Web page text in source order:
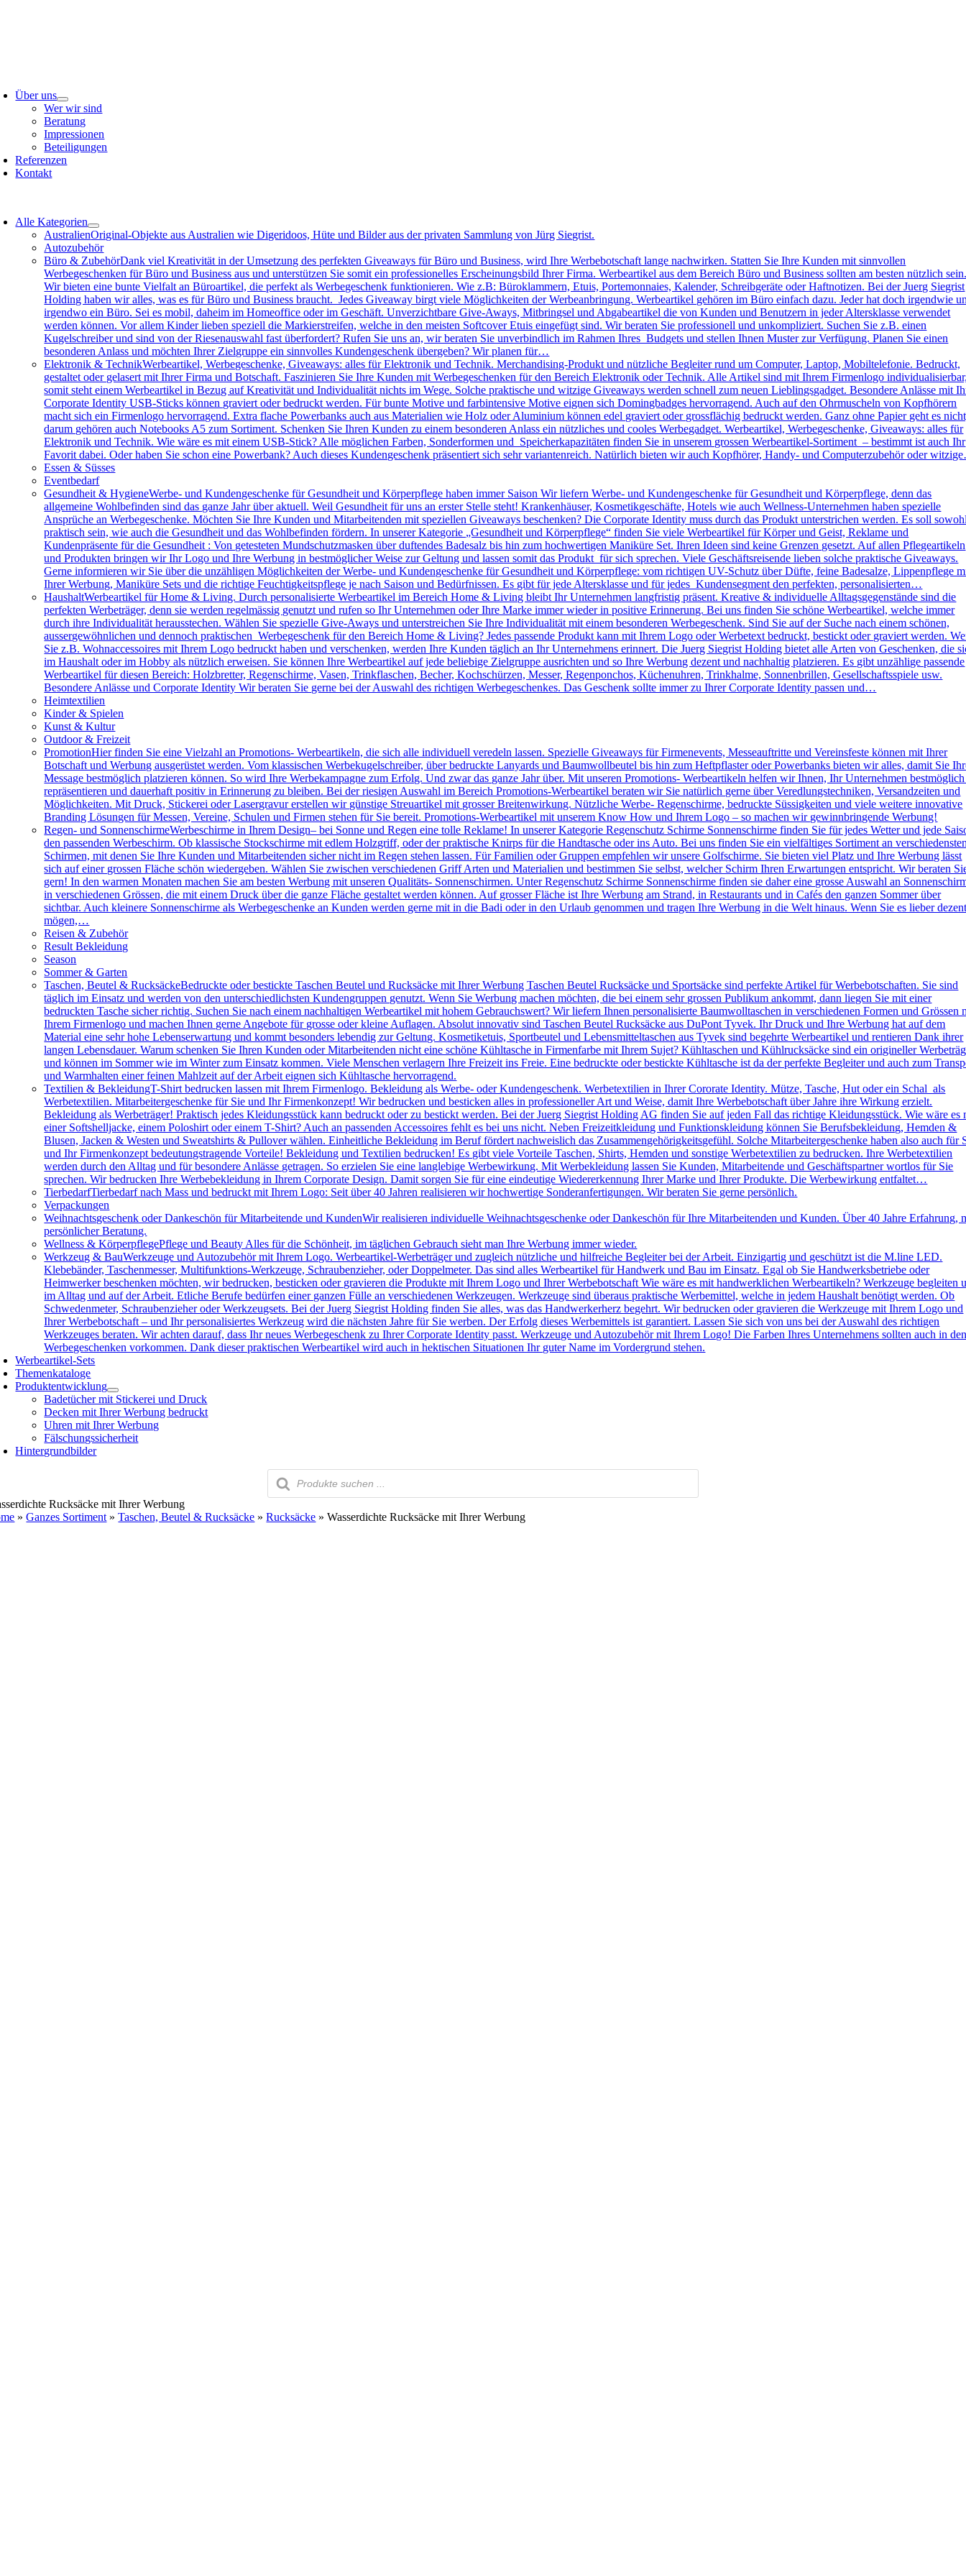
Über uns
Wer wir sind
Beratung
Impressionen
Beteiligungen
Referenzen
Kontakt
Alle Kategorien
AustralienOriginal-Objekte aus Australien wie Digeridoos, Hüte und Bilder aus der privaten Sammlung von Jürg Siegrist.
Autozubehör
Büro & ZubehörDank viel Kreativität in der Umsetzung des perfekten Giveaways für Büro und Business, wird Ihre Werbebotschaft lange nachwirken. Statten Sie Ihre Kunden mit sinnvollen
Werbegeschenken für Büro und Business aus und unterstützen Sie somit ein professionelles Erscheinungsbild Ihrer Firma. Werbeartikel aus dem Bereich Büro und Business sollten am besten nützlich
Wir bieten eine bunte Vielfalt an Büroartikel, die perfekt als Werbegeschenk funktionieren. Wie z.B: Büroklammern, Etuis, Portemonnaies, Kalender, Schreibgeräte oder Haftnotizen. Bei der Juerg Siegrist
Holding haben wir alles, was es für Büro und Business braucht. Jedes Giveaway birgt viele Möglichkeiten der Werbeanbringung. Werbeartikel gehören im Büro einfach dazu. Jeder hat doch irgendwie
irgendwo ein Büro. Sei es mobil, daheim im Homeoffice oder im Geschäft. Unverzichtbare Give-Aways, Mitbringsel und Abgabeartikel die von Kunden und Benutzern in jeder Altersklasse verwendet
werden können. Vor allem Kinder lieben speziell die Markierstreifen, welche in den meisten Softcover Etuis eingefügt sind. Wir beraten Sie professionell und unkompliziert. Suchen Sie z.B. einen
Kugelschreiber und sind von der Riesenauswahl fast überfordert? Rufen Sie uns an, wir beraten Sie unverbindlich im Rahmen Ihres Budgets und stellen Ihnen Muster zur Verfügung. Planen Sie einen
besonderen Anlass und möchten Ihrer Zielgruppe ein sinnvolles Kundengeschenk übergeben? Wir planen für…
Elektronik & TechnikWerbeartikel, Werbegeschenke, Giveaways: alles für Elektronik und Technik. Merchandising-Produkt und nützliche Begleiter rund um Computer, Laptop, Mobiltelefonie. Bedruckt,
gestaltet oder gelasert mit Ihrer Firma und Botschaft. Faszinieren Sie Ihre Kunden mit Werbegeschenken für den Bereich Elektronik oder Technik. Alle Artikel sind mit Ihrem Firmenlogo
somit steht einem Werbeartikel in Bezug auf Kreativität und Individualität nichts im Wege. Solche praktische und witzige Giveaways werden schnell zum neuen Lieblingsgadget. Besondere Anlässe mit
Corporate Identity USB-Sticks können graviert oder bedruckt werden. Für bunte Motive und farbintensive Motive eignen sich Domingbadges hervorragend. Auch auf den Ohrmuscheln von Kopfhörern
macht sich ein Firmenlogo hervorragend. Extra flache Powerbanks auch aus Materialien wie Holz oder Aluminium können edel graviert oder grossflächig bedruckt werden. Ganz ohne Papier geht es
darum gehören auch Notebooks A5 zum Sortiment. Schenken Sie Ihren Kunden zu einem besonderen Anlass ein nützliches und cooles Werbegadget. Werbeartikel, Werbegeschenke, Giveaways: alles für
Elektronik und Technik. Wie wäre es mit einem USB-Stick? Alle möglichen Farben, Sonderformen und Speicherkapazitäten finden Sie in unserem grossen Werbeartikel-Sortiment – bestimmt ist auch Ihr
Favorit dabei. Oder haben Sie schon eine Powerbank? Auch dieses Kundengeschenk präsentiert sich sehr variantenreich. Natürlich bieten wir auch Kopfhörer, Handy- und Computerzubehör oder
Essen & Süsses
Eventbedarf
Gesundheit & HygieneWerbe- und Kundengeschenke für Gesundheit und Körperpflege haben immer Saison Wir liefern Werbe- und Kundengeschenke für Gesundheit und Körperpflege, denn das
allgemeine Wohlbefinden sind das ganze Jahr über aktuell. Weil Gesundheit für uns an erster Stelle steht! Krankenhäuser, Kosmetikgeschäfte, Hotels wie auch Wellness-Unternehmen haben spezielle
Ansprüche an Werbegeschenke. Möchten Sie Ihre Kunden und Mitarbeitenden mit speziellen Giveaways beschenken? Die Corporate Identity muss durch das Produkt unterstrichen werden. Es soll
praktisch sein, wie auch die Gesundheit und das Wohlbefinden fördern. In unserer Kategorie „Gesundheit und Körperpflege“ finden Sie viele Werbeartikel für Körper und Geist, Reklame und
Kundenpräsente für die Gesundheit : Von getesteten Mundschutzmasken über duftendes Badesalz bis hin zum hochwertigen Maniküre Set. Ihren Ideen sind keine Grenzen gesetzt. Auf allen Pflegeartikeln
und Produkten bringen wir Ihr Logo und Ihre Werbung in bestmöglicher Weise zur Geltung und lassen somit das Produkt für sich sprechen. Viele Geschäftsreisende lieben solche praktische Giveaways.
Gerne informieren wir Sie über die unzähligen Möglichkeiten der Werbe- und Kundengeschenke für Gesundheit und Körperpflege: vom richtigen UV-Schutz über Düfte, feine Badesalze, Lippenpflege
Ihrer Werbung, Maniküre Sets und die richtige Feuchtigkeitspflege je nach Saison und Bedürfnissen. Es gibt für jede Altersklasse und für jedes Kundensegment den perfekten, personalisierten…
HaushaltWerbeartikel für Home & Living. Durch personalisierte Werbeartikel im Bereich Home & Living bleibt Ihr Unternehmen langfristig präsent. Kreative & individuelle Alltagsgegenstände sind die
perfekten Werbeträger, denn sie werden regelmässig genutzt und rufen so Ihr Unternehmen oder Ihre Marke immer wieder in positive Erinnerung. Bei uns finden Sie schöne Werbeartikel, welche immer
durch ihre Individualität herausstechen. Wählen Sie spezielle Give-Aways und unterstreichen Sie Ihre Individualität mit einem besonderen Werbegeschenk. Sind Sie auf der Suche nach einem schönen,
aussergewöhnlichen und dennoch praktischen Werbegeschenk für den Bereich Home & Living? Jedes passende Produkt kann mit Ihrem Logo oder Werbetext bedruckt, bestickt oder graviert werden.
Sie z.B. Wohnaccessoires mit Ihrem Logo bedruckt haben und verschenken, werden Ihre Kunden täglich an Ihr Unternehmens erinnert. Die Juerg Siegrist Holding bietet alle Arten von Geschenken, die
im Haushalt oder im Hobby als nützlich erweisen. Sie können Ihre Werbeartikel auf jede beliebige Zielgruppe ausrichten und so Ihre Werbung dezent und nachhaltig platzieren. Es gibt unzählige passende
Werbeartikel für diesen Bereich: Holzbretter, Regenschirme, Vasen, Trinkflaschen, Becher, Kochschürzen, Messer, Regenponchos, Küchenuhren, Trinkhalme, Sonnenbrillen, Gesellschaftsspiele usw.
Besondere Anlässe und Corporate Identity Wir beraten Sie gerne bei der Auswahl des richtigen Werbegeschenkes. Das Geschenk sollte immer zu Ihrer Corporate Identity passen und…
Heimtextilien
Kinder & Spielen
Kunst & Kultur
Outdoor & Freizeit
PromotionHier finden Sie eine Vielzahl an Promotions- Werbeartikeln, die sich alle individuell veredeln lassen. Spezielle Giveaways für Firmenevents, Messeauftritte und Vereinsfeste können mit Ihrer
Botschaft und Werbung ausgerüstet werden. Vom klassischen Werbekugelschreiber, über bedruckte Lanyards und Baumwollbeutel bis hin zum Heftpflaster oder Powerbanks bieten wir alles, damit Sie
Message bestmöglich platzieren können. So wird Ihre Werbekampagne zum Erfolg. Und zwar das ganze Jahr über. Mit unseren Promotions- Werbeartikeln helfen wir Ihnen, Ihr Unternehmen
repräsentieren und dauerhaft positiv in Erinnerung zu bleiben. Bei der riesigen Auswahl im Bereich Promotions-Werbeartikel beraten wir Sie natürlich gerne über Veredlungstechniken, Versandzeiten und
Möglichkeiten. Mit Druck, Stickerei oder Lasergravur erstellen wir günstige Streuartikel mit grosser Breitenwirkung. Nützliche Werbe- Regenschirme, bedruckte Süssigkeiten und viele weitere innovative
Branding Lösungen für Messen, Vereine, Schulen und Firmen stehen für Sie bereit. Promotions-Werbeartikel mit unserem Know How und Ihrem Logo – so machen wir gewinnbringende Werbung!
Regen- und SonnenschirmeWerbeschirme in Ihrem Design– bei Sonne und Regen eine tolle Reklame! In unserer Kategorie Regenschutz Schirme Sonnenschirme finden Sie für jedes Wetter und jede
den passenden Werbeschirm. Ob klassische Stockschirme mit edlem Holzgriff, oder der praktische Knirps für die Handtasche oder ins Auto. Bei uns finden Sie ein vielfältiges Sortiment an
Schirmen, mit denen Sie Ihre Kunden und Mitarbeitenden sicher nicht im Regen stehen lassen. Für Familien oder Gruppen empfehlen wir unsere Golfschirme. Sie bieten viel Platz und Ihre Werbung lässt
sich auf einer grossen Fläche schön wiedergeben. Wählen Sie zwischen verschiedenen Griff Arten und Materialien und bestimmen Sie selbst, welcher Schirm Ihren Erwartungen entspricht. Wir beraten
gern! In den warmen Monaten machen Sie am besten Werbung mit unseren Qualitäts- Sonnenschirmen. Unter Regenschutz Schirme Sonnenschirme finden sie daher eine grosse Auswahl an
in verschiedenen Grössen, die mit einem Druck über die ganze Fläche gestaltet werden können. Auf grosser Fläche ist Ihre Werbung am Strand, in Restaurants und in Cafés den ganzen Sommer über
sichtbar. Auch kleinere Sonnenschirme als Werbegeschenke an Kunden werden gerne mit in die Badi oder in den Urlaub genommen und tragen Ihre Werbung in die Welt hinaus. Wenn Sie es lieber
mögen,…
Reisen & Zubehör
Result Bekleidung
Season
Sommer & Garten
Taschen, Beutel & RucksäckeBedruckte oder bestickte Taschen Beutel und Rucksäcke mit Ihrer Werbung Taschen Beutel Rucksäcke und Sportsäcke sind perfekte Artikel für Werbebotschaften. Sie sind
täglich im Einsatz und werden von den unterschiedlichsten Kundengruppen genutzt. Wenn Sie Werbung machen möchten, die bei einem sehr grossen Publikum ankommt, dann liegen Sie mit einer
bedruckten Tasche sicher richtig. Suchen Sie nach einem nachhaltigen Werbeartikel mit hohem Gebrauchswert? Wir liefern Ihnen personalisierte Baumwolltaschen in verschiedenen Formen und Grössen
Ihrem Firmenlogo und machen Ihnen gerne Angebote für grosse oder kleine Auflagen. Absolut innovativ sind Taschen Beutel Rucksäcke aus DuPont Tyvek. Ihr Druck und Ihre Werbung hat auf dem
Material eine sehr hohe Lebenserwartung und kommt besonders lebendig zur Geltung. Kosmetiketuis, Sportbeutel und Lebensmitteltaschen aus Tyvek sind begehrte Werbeartikel und rentieren Dank ihrer
langen Lebensdauer. Warum schenken Sie Ihren Kunden oder Mitarbeitenden nicht eine schöne Kühltasche in Firmenfarbe mit Ihrem Sujet? Kühltaschen und Kühlrucksäcke sind ein origineller
und können im Sommer wie im Winter zum Einsatz kommen. Viele Menschen verlagern Ihre Freizeit ins Freie. Eine bedruckte oder bestickte Kühltasche ist da der perfekte Begleiter und auch zum
und Warmhalten einer feinen Mahlzeit auf der Arbeit eignen sich Kühltasche hervorragend.
Textilien & BekleidungT-Shirt bedrucken lassen mit Ihrem Firmenlogo. Bekleidung als Werbe- oder Kundengeschenk. Werbetextilien in Ihrer Cororate Identity. Mütze, Tasche, Hut oder ein Schal als
Werbetextilien. Mitarbeitergeschenke für Sie und Ihr Firmenkonzept! Wir bedrucken und besticken alles in professioneller Art und Weise, damit Ihre Werbebotschaft über Jahre ihre Wirkung erzielt.
Bekleidung als Werbeträger! Praktisch jedes Kleidungsstück kann bedruckt oder zu bestickt werden. Bei der Juerg Siegrist Holding AG finden Sie auf jeden Fall das richtige Kleidungsstück. Wie wäre es
einer Softshelljacke, einem Poloshirt oder einem T-Shirt? Auch an passenden Accessoires fehlt es bei uns nicht. Neben Freizeitkleidung und Funktionskleidung können Sie Berufsbekleidung, Hemden &
Blusen, Jacken & Westen und Sweatshirts & Pullover wählen. Einheitliche Bekleidung im Beruf fördert nachweislich das Zusammengehörigkeitsgefühl. Solche Mitarbeitergeschenke haben also auch für
und Ihr Firmenkonzept bedeutungstragende Vorteile! Bekleidung und Textilien bedrucken! Es gibt viele Vorteile Taschen, Shirts, Hemden und sonstige Werbetextilien zu bedrucken. Ihre Werbetextilien
werden durch den Alltag und für besondere Anlässe getragen. So erzielen Sie eine langlebige Werbewirkung. Mit Werbekleidung lassen Sie Kunden, Mitarbeitende und Geschäftspartner wortlos für Sie
sprechen. Wir bedrucken Ihre Werbebekleidung in Ihrem Corporate Design. Damit sorgen Sie für eine eindeutige Wiedererkennung Ihrer Marke und Ihrer Produkte. Die Werbewirkung entfaltet…
TierbedarfTierbedarf nach Mass und bedruckt mit Ihrem Logo: Seit über 40 Jahren realisieren wir hochwertige Sonderanfertigungen. Wir beraten Sie gerne persönlich.
Verpackungen
Weihnachtsgeschenk oder Dankeschön für Mitarbeitende und KundenWir realisieren individuelle Weihnachtsgeschenke oder Dankeschön für Ihre Mitarbeitenden und Kunden. Über 40 Jahre Erfahrung,
persönlicher Beratung.
Wellness & KörperpflegePflege und Beauty Alles für die Schönheit, im täglichen Gebrauch sieht man Ihre Werbung immer wieder.
Werkzeug & BauWerkzeuge und Autozubehör mit Ihrem Logo. Werbeartikel-Werbeträger und zugleich nützliche und hilfreiche Begleiter bei der Arbeit. Einzigartig und geschützt ist die M.line LED.
Klebebänder, Taschenmesser, Multifunktions-Werkzeuge, Schraubenzieher, oder Doppelmeter. Das sind alles Werbeartikel für Handwerk und Bau im Einsatz. Egal ob Sie Handwerksbetriebe oder
Heimwerker beschenken möchten, wir bedrucken, besticken oder gravieren die Produkte mit Ihrem Logo und Ihrer Werbebotschaft Wie wäre es mit handwerklichen Werbeartikeln? Werkzeuge begleiten
im Alltag und auf der Arbeit. Etliche Berufe bedürfen einer ganzen Fülle an verschiedenen Werkzeugen. Werkzeuge sind überaus praktische Werbemittel, welche in jedem Haushalt benötigt werden. Ob
Schwedenmeter, Schraubenzieher oder Werkzeugsets. Bei der Juerg Siegrist Holding finden Sie alles, was das Handwerkerherz begehrt. Wir bedrucken oder gravieren die Werkzeuge mit Ihrem Logo und
Ihrer Werbebotschaft – und Ihr personalisiertes Werkzeug wird die nächsten Jahre für Sie werben. Der Erfolg dieses Werbemittels ist garantiert. Lassen Sie sich von uns bei der Auswahl des richtigen
Werkzeuges beraten. Wir achten darauf, dass Ihr neues Werbegeschenk zu Ihrer Corporate Identity passt. Werkzeuge und Autozubehör mit Ihrem Logo! Die Farben Ihres Unternehmens sollten auch in
Werbegeschenken vorkommen. Dank dieser praktischen Werbeartikel wird auch in hektischen Situationen Ihr guter Name im Vordergrund stehen.
Werbeartikel-Sets
Themenkataloge
Produktentwicklung
Badetücher mit Stickerei und Druck
Decken mit Ihrer Werbung bedruckt
Uhren mit Ihrer Werbung
Fälschungssicherheit
Hintergrundbilder
Products
search
Rucksäcke mit Ihrer Werbung
»Ganzes Sortiment »Taschen, Beutel & Rucksäcke »Rucksäcke »Wasserdichte Rucksäcke mit Ihrer Werbung